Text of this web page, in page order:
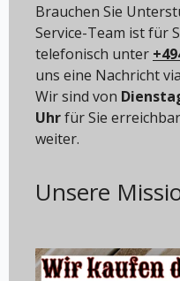
Brauchen Sie
Service-Team ist für
telefonisch unter
uns eine Nachricht via
Wir sind von
Uhrfür Sie
weiter.
Unsere